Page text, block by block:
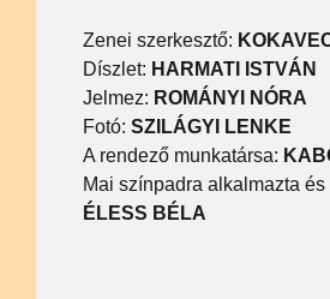
Zenei szerkesztő:
Díszlet: HARMATI ISTVÁN
Jelmez: ROMÁNYI NÓRA
Fotó: SZILÁGYI LENKE
A rendező munkatársa:
Mai színpadra alkalmazta és
ÉLESS BÉLA